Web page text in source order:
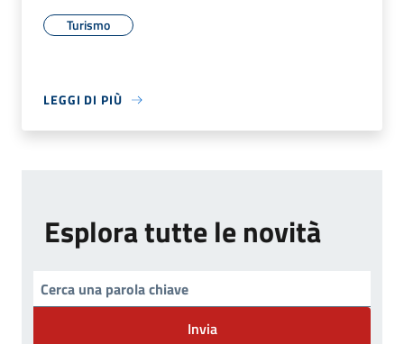
Turismo
LEGGI DI PIÙ
Esplora tutte le novità
Invia